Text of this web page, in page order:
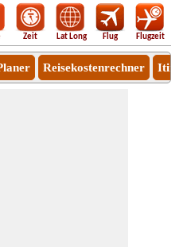
Zeit Lat Long Flug Flugzeit
Reisekostenrechner